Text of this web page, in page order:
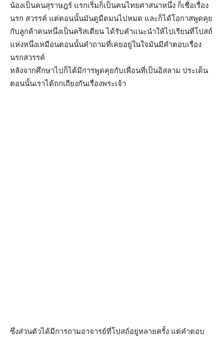
น้องเป็นคนสุราษฎร์ แรกเริ่มก็เป็นคนไทยศาสนาหนึ่ง ก็เชื่อเรื่อง
นรก สวรรค์ แต่ตอนนั้นมันดูมืดมนไปหมด และก็ได้โอกาสพูดคุย
กับลูกค้าคนหนึ่งเป็นคริสเตียน ได้รับคำแนะนำให้ไปเรียนที่โปสถ์
แห่งหนึ่งเหมือนตอนนั้นคำถามที่เคยอยู่ในใจมันมีคำตอบเรื่อง
นรกสวรรค์
หลังจากศึกษาไปก็ได้มีการพูดคุยกับเพื่อนที่เป็นอิสลาม ประเด็น
ตอนนั้นเราได้ถกเถียงกันเรื่องพระเจ้า
ซึ่งส่วนตัวได้มีการถามอาจารย์ที่โปสถ์อยู่หลายครั้ง แต่คำตอบ